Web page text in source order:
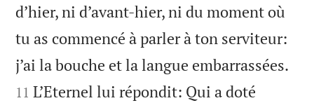
d’hier, ni d’avant-hier, ni du moment où
tu as commencé à parler à ton serviteur:
j’ai la bouche et la langue embarrassées.
11 L’Eternel lui répondit: Qui a doté